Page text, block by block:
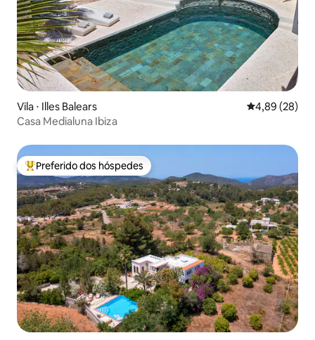
Vila ⋅ Illes Balears 4,89 de uma
4,89 (28)
Casa Medialuna Ibiza
Entre os melhores preferidos dos hóspedes
Preferido dos hóspedes